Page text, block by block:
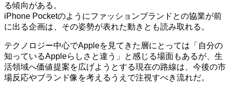
る傾向がある。
iPhone Pocketのようにファッションブランドとの協業が前
に出る企画は、その姿勢が表れた動きとも読み取れる。
テクノロジー中心でAppleを見てきた層にとっては「自分の
知っているAppleらしさと違う」と感じる場面もあるが、生
活領域へ価値提案を広げようとする現在の路線は、今後の市
場反応やブランド像を考えるうえで注視すべき流れだ。